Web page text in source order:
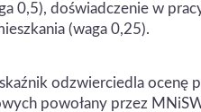
0,5), doświadczenie w
(waga 0,25).
odzwierciedla ocenę
powołany przez